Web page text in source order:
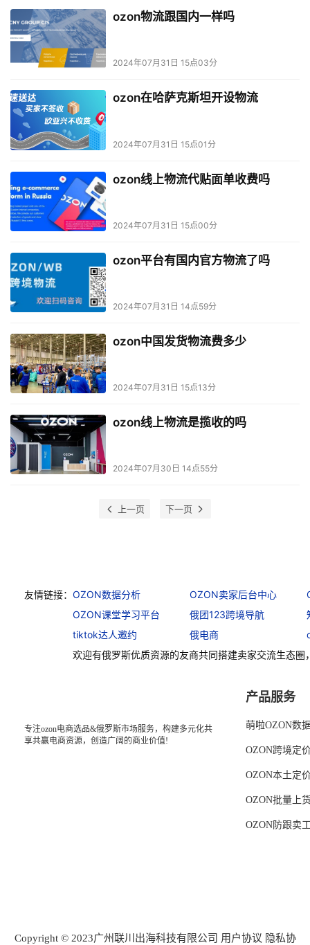
ozon物流跟国内一样吗
2024年07月31日 15点03分
ozon在哈萨克斯坦开设物流
2024年07月31日 15点01分
ozon线上物流代贴面单收费吗
2024年07月31日 15点00分
ozon平台有国内官方物流了吗
2024年07月31日 14点59分
ozon中国发货物流费多少
2024年07月31日 15点13分
ozon线上物流是揽收的吗
2024年07月30日 14点55分
上一页 下一页
友情链接： OZON数据分析 OZON卖家后台中心
OZON课堂学习平台
俄团123跨境导航
tiktok达人邀约
俄电商
欢迎有俄罗斯优质资源的友商共同搭建卖家交流生态圈
专注ozon电商选品&俄罗斯市场服务，构建多元化共
享共赢电商资源，创造广阔的商业价值!
产品服务
萌啦OZON数
OZON跨境定
OZON本土定
OZON批量上
OZON防跟卖
Copyright © 2023广州联川出海科技有限公司 用户协议 隐私协